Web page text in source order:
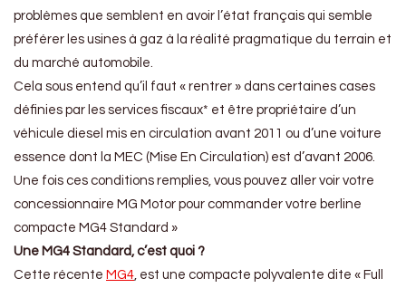
problèmes que semblent en avoir l’état français qui semble
préférer les usines à gaz à la réalité pragmatique du terrain et
du marché automobile.
Cela sous entend qu’il faut « rentrer » dans certaines cases
définies par les services fiscaux* et être propriétaire d’un
véhicule diesel mis en circulation avant 2011 ou d’une voiture
essence dont la MEC (Mise En Circulation) est d’avant 2006.
Une fois ces conditions remplies, vous pouvez aller voir votre
concessionnaire MG Motor pour commander votre berline
compacte MG4 Standard »
Une MG4 Standard, c’est quoi ?
Cette récente MG4, est une compacte polyvalente dite « Full